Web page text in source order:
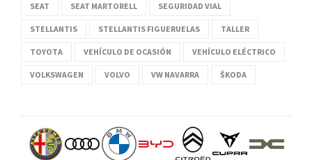
SEAT SEAT MARTORELL SEGURIDAD VIAL
STELLANTIS STELLANTIS FIGUERUELAS TALLER
TOYOTA VEHÍCULO DE OCASIÓN VEHÍCULO ELÉCTRICO
VOLKSWAGEN VOLVO VW NAVARRA ŠKODA